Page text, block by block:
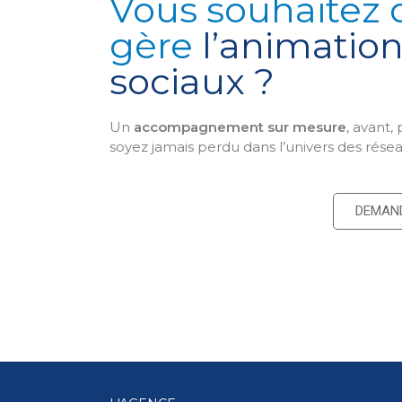
Vous souhaitez
gère
sociaux ?
Un accompagnement sur mesure, avant,
soyez jamais perdu dans l’univers des